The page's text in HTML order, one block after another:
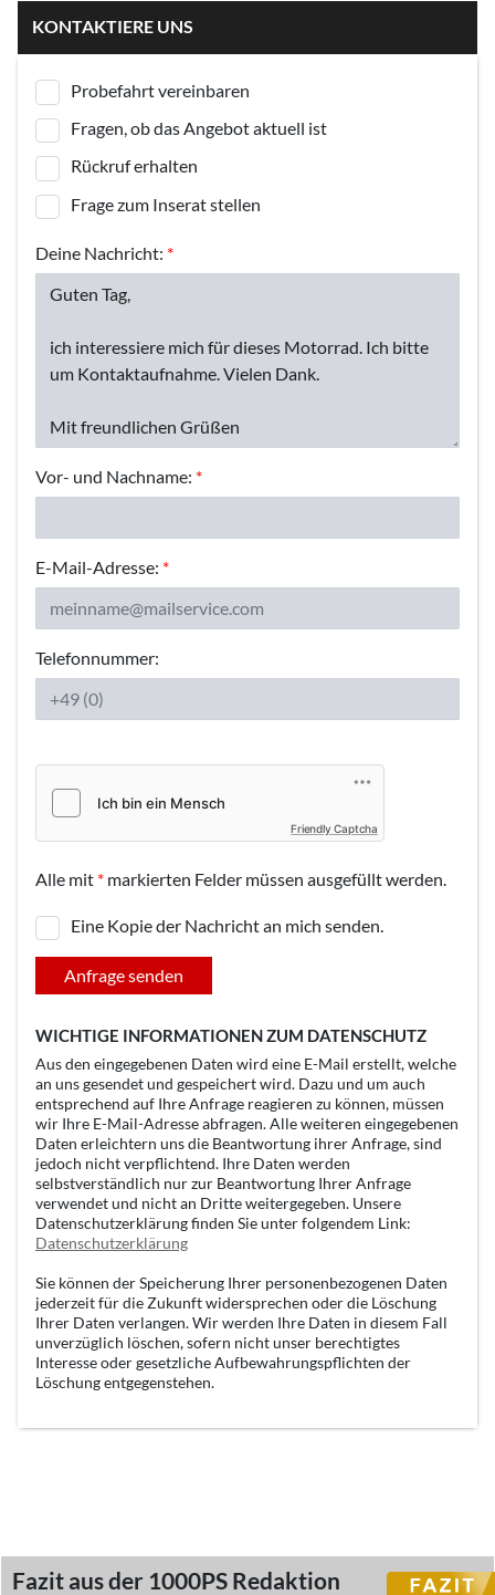
KONTAKTIERE UNS
Probefahrt vereinbaren
Fragen, ob das Angebot aktuell ist
Rückruf erhalten
Frage zum Inserat stellen
Deine Nachricht: *
Vor- und Nachname: *
E-Mail-Adresse: *
Telefonnummer:
Friendly Captcha
Alle mit * markierten Felder müssen ausgefüllt werden.
Eine Kopie der Nachricht an mich senden.
Anfrage senden
WICHTIGE INFORMATIONEN ZUM DATENSCHUTZ
Aus den eingegebenen Daten wird eine E-Mail erstellt, welche
an uns gesendet und gespeichert wird. Dazu und um auch
entsprechend auf Ihre Anfrage reagieren zu können, müssen
wir Ihre E-Mail-Adresse abfragen. Alle weiteren eingegebenen
Daten erleichtern uns die Beantwortung ihrer Anfrage, sind
jedoch nicht verpflichtend. Ihre Daten werden
selbstverständlich nur zur Beantwortung Ihrer Anfrage
verwendet und nicht an Dritte weitergegeben. Unsere
Datenschutzerklärung finden Sie unter folgendem Link:
Datenschutzerklärung
Sie können der Speicherung Ihrer personenbezogenen Daten
jederzeit für die Zukunft widersprechen oder die Löschung
Ihrer Daten verlangen. Wir werden Ihre Daten in diesem Fall
unverzüglich löschen, sofern nicht unser berechtigtes
Interesse oder gesetzliche Aufbewahrungspflichten der
Löschung entgegenstehen.
Fazit aus der 1000PS Redaktion